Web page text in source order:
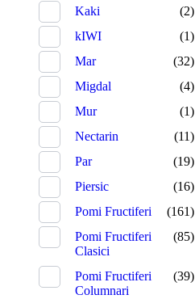
Kaki
(2)
kIWI
(1)
Mar
(32)
Migdal
(4)
Mur
(1)
Nectarin
(11)
Par
(19)
Piersic
(16)
Pomi Fructiferi
(161)
Pomi Fructiferi
Clasici
(85)
Pomi Fructiferi
Columnari
(39)